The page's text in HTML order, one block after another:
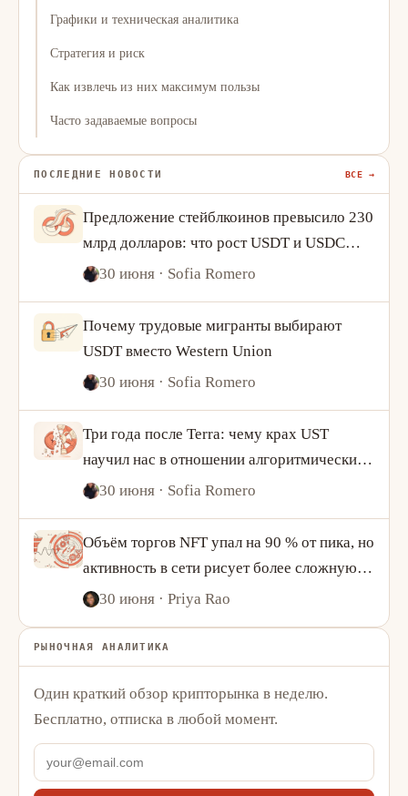
Графики и техническая аналитика
Стратегия и риск
Как извлечь из них максимум пользы
Часто задаваемые вопросы
ПОСЛЕДНИЕ НОВОСТИ ВСЕ →
Предложение стейблкоинов превысило 230
млрд долларов: что рост USDT и USDC
говорит о спросе на криптовалюту
30 июня · Sofia Romero
Почему трудовые мигранты выбирают
USDT вместо Western Union
30 июня · Sofia Romero
Три года после Terra: чему крах UST
научил нас в отношении алгоритмических
стейблкоинов
30 июня · Sofia Romero
Объём торгов NFT упал на 90 % от пика, но
активность в сети рисует более сложную
картину
30 июня · Priya Rao
РЫНОЧНАЯ АНАЛИТИКА
Один краткий обзор крипторынка в неделю.
Бесплатно, отписка в любой момент.